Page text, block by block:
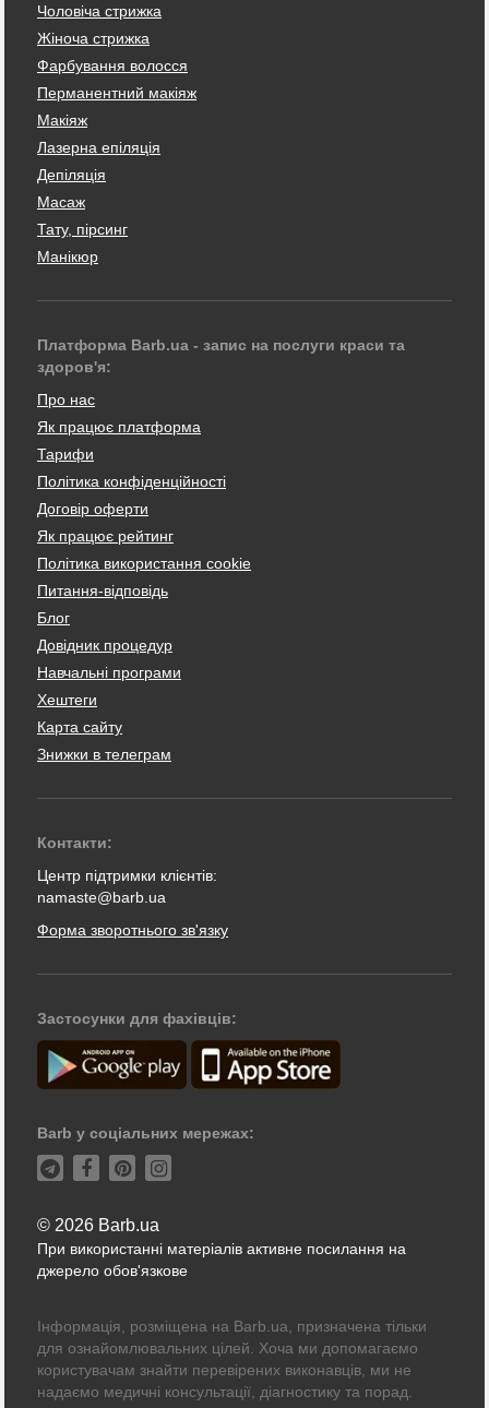
Чоловіча стрижка
Жіноча стрижка
Фарбування волосся
Перманентний макіяж
Макіяж
Лазерна епіляція
Депіляція
Масаж
Тату, пірсинг
Манікюр
Платформа Barb.ua - запис на послуги краси та
здоров'я:
Про нас
Як працює платформа
Тарифи
Політика конфіденційності
Договір оферти
Як працює рейтинг
Політика використання cookie
Питання-відповідь
Блог
Довідник процедур
Навчальні програми
Хештеги
Карта сайту
Знижки в телеграм
Контакти:
Центр підтримки клієнтів:
namaste@barb.ua
Форма зворотнього зв'язку
Застосунки для фахівців:
Barb у соціальних мережах:
© 2026 Barb.ua
При використанні матеріалів активне посилання на
джерело обов'язкове
Інформація, розміщена на Barb.ua, призначена тільки
для ознайомлювальних цілей. Хоча ми допомагаємо
користувачам знайти перевірених виконавців, ми не
надаємо медичні консультації, діагностику та порад.